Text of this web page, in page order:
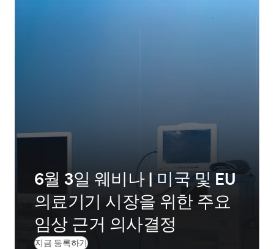
6월 3일 웨비나 | 미국 및 EU
의료기기 시장을 위한 주요
임상 근거 의사결정
지금 등록하기(